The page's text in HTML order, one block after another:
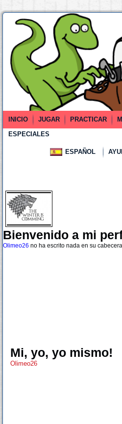
INICIO JUGAR PRACTICAR
ESPECIALES
ESPAÑOL
Bienvenido a mi
Olimeo26 no ha escrito nada en su
Mi, yo, yo mismo!
Olimeo26